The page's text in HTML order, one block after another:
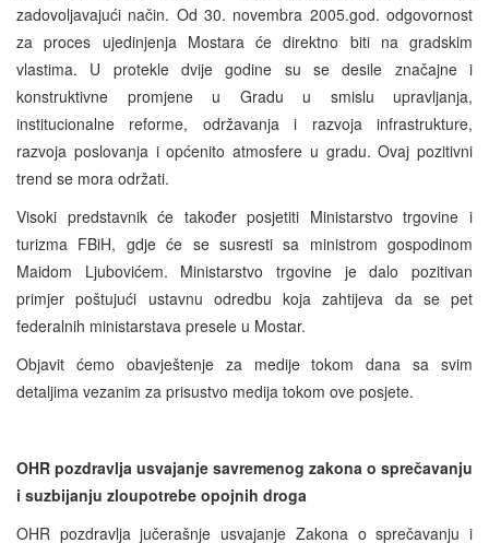
zadovoljavajući način. Od 30. novembra 2005.god. odgovornost
za proces ujedinjenja Mostara će direktno biti na gradskim
vlastima. U protekle dvije godine su se desile značajne i
konstruktivne promjene u Gradu u smislu upravljanja,
institucionalne reforme, održavanja i razvoja infrastrukture,
razvoja poslovanja i općenito atmosfere u gradu. Ovaj pozitivni
trend se mora održati.
Visoki predstavnik će također posjetiti Ministarstvo trgovine i
turizma FBiH, gdje će se susresti sa ministrom gospodinom
Maidom Ljubovićem. Ministarstvo trgovine je dalo pozitivan
primjer poštujući ustavnu odredbu koja zahtijeva da se pet
federalnih ministarstava presele u Mostar.
Objavit ćemo obavještenje za medije tokom dana sa svim
detaljima vezanim za prisustvo medija tokom ove posjete.
OHR pozdravlja usvajanje savremenog zakona o sprečavanju
i suzbijanju zloupotrebe opojnih droga
OHR pozdravlja jučerašnje usvajanje Zakona o sprečavanju i